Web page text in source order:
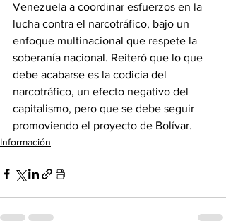
Venezuela a coordinar esfuerzos en la
lucha contra el narcotráfico, bajo un
enfoque multinacional que respete la
soberanía nacional. Reiteró que lo que
debe acabarse es la codicia del
narcotráfico, un efecto negativo del
capitalismo, pero que se debe seguir
promoviendo el proyecto de Bolívar.
Información